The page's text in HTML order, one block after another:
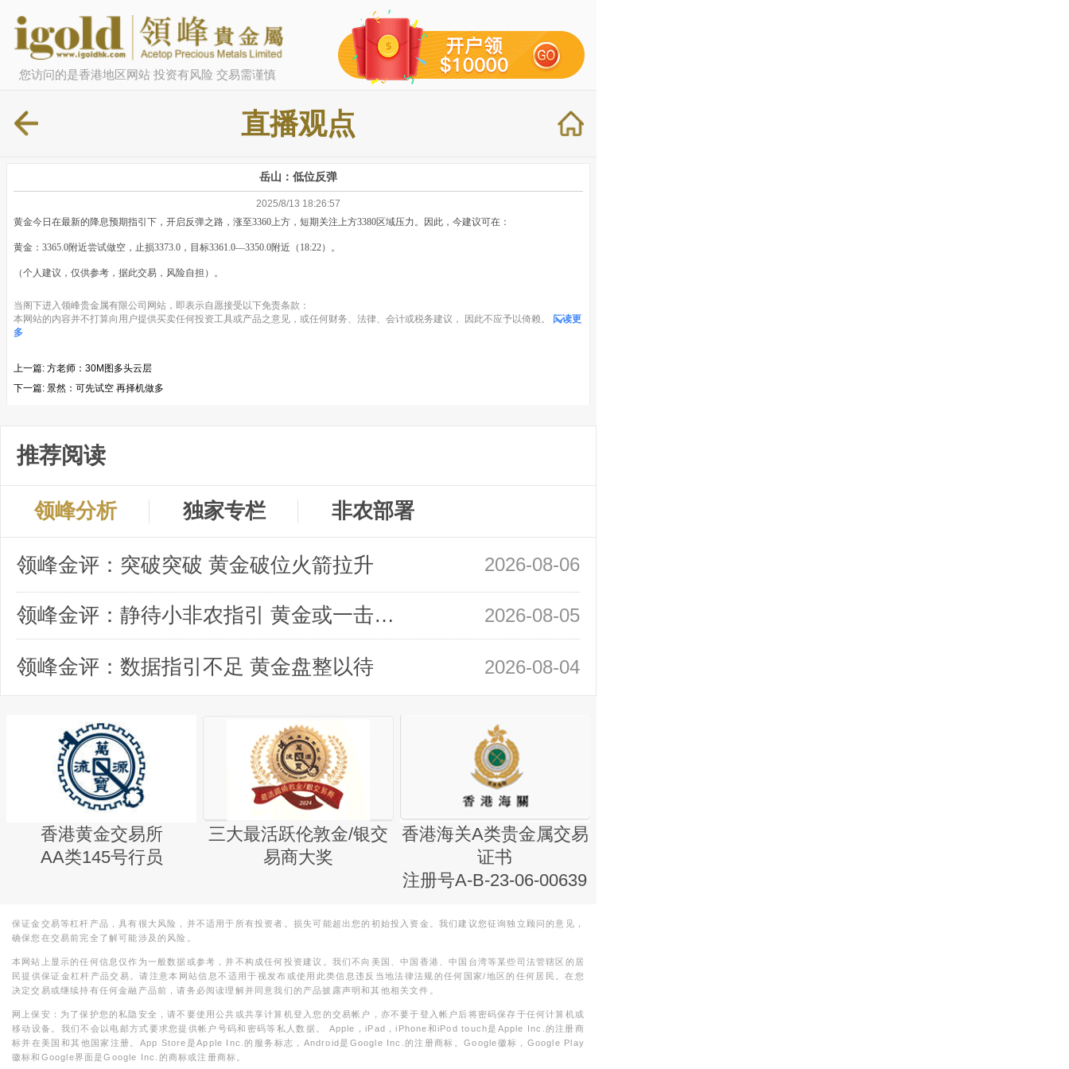
您访问的是香港地区网站 投资有风险 交易需谨慎
直播观点
岳山：低位反弹
2025/8/13 18:26:57
黄金今日在最新的降息预期指引下，开启反弹之路，涨至3360上方，短期关注上方3380区域压力。因此，今建议可在：
黄金：3365.0附近尝试做空，止损3373.0，目标3361.0—3350.0附近（18:22）。
（个人建议，仅供参考，据此交易，风险自担）。
当阁下进入领峰贵金属有限公司网站，即表示自愿接受以下免责条款：
本网站的内容并不打算向用户提供买卖任何投资工具或产品之意见，或任何财务、法律、会计或税务建议， 因此不应予以倚赖。
阅读更
多
上一篇: 方老师：30M图多头云层
下一篇: 景然：可先试空 再择机做多
推荐阅读
领峰分析 独家专栏 非农部署
领峰金评：突破突破 黄金破位火箭拉升 2026-08-06
领峰金评：静待小非农指引 黄金或一击破局 2026-08-05
领峰金评：数据指引不足 黄金盘整以待 2026-08-04
香港黄金交易所
AA类145号行员
三大最活跃伦敦金/银交
易商大奖
香港海关A类贵金属交易
证书
注册号A-B-23-06-00639
保证金交易等杠杆产品，具有很大风险，并不适用于所有投资者。损失可能超出您的初始投入资金。我们建议您征询独立顾问的意见，
确保您在交易前完全了解可能涉及的风险。
本网站上显示的任何信息仅作为一般数据或参考，并不构成任何投资建议。我们不向美国、中国香港、中国台湾等某些司法管辖区的居
民提供保证金杠杆产品交易。请注意本网站信息不适用于视发布或使用此类信息违反当地法律法规的任何国家/地区的任何居民。在您
决定交易或继续持有任何金融产品前，请务必阅读理解并同意我们的产品披露声明和其他相关文件。
网上保安：为了保护您的私隐安全，请不要使用公共或共享计算机登入您的交易帐户，亦不要于登入帐户后将密码保存于任何计算机或
移动设备。我们不会以电邮方式要求您提供帐户号码和密码等私人数据。 Apple，iPad，iPhone和iPod touch是Apple Inc.的注册商
标并在美国和其他国家注册。App Store是Apple Inc.的服务标志，Android是Google Inc.的注册商标。Google徽标，Google Play
徽标和Google界面是Google Inc.的商标或注册商标。